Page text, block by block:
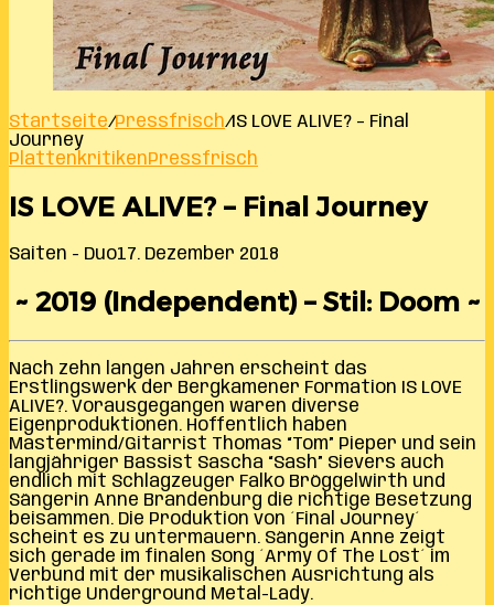
Startseite/Pressfrisch/IS LOVE ALIVE? – Final
Journey
PlattenkritikenPressfrisch
IS LOVE ALIVE? – Final Journey
Saiten - Duo17. Dezember 2018
~ 2019 (Independent) – Stil: Doom ~
Nach zehn langen Jahren erscheint das
Erstlingswerk der Bergkamener Formation IS LOVE
ALIVE?. Vorausgegangen waren diverse
Eigenproduktionen. Hoffentlich haben
Mastermind/Gitarrist Thomas “Tom” Pieper und sein
langjähriger Bassist Sascha “Sash” Sievers auch
endlich mit Schlagzeuger Falko Bröggelwirth und
Sängerin Anne Brandenburg die richtige Besetzung
beisammen. Die Produktion von ´Final Journey´
scheint es zu untermauern. Sängerin Anne zeigt
sich gerade im finalen Song ´Army Of The Lost´ im
Verbund mit der musikalischen Ausrichtung als
richtige Underground Metal-Lady.